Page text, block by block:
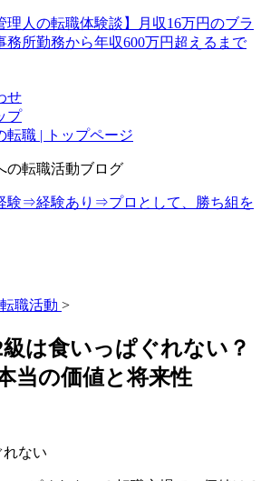
理人の転職体験談】月収16万円のブラ
務所勤務から年収600万円超えるまで
せ
プ
転職 | トップページ
の転職活動ブログ
験⇒経験あり⇒プロとして、勝ち組を
職活動 >
級は食いっぱぐれない？
当の価値と将来性